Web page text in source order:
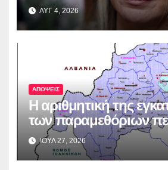
ΑΥΓ 4, 2026
ΑΠΟΨΕΙΣ
Η αριθμητική της
των παραμεθόριων
ΙΟΥΛ 27, 2026